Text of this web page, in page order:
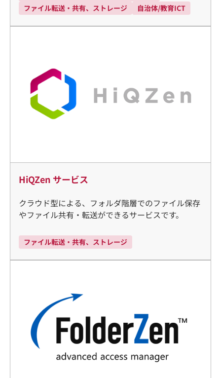
ファイル転送・共有、ストレージ
自治体/教育ICT
HiQZen サービス
クラウド型による、フォルダ階層でのファイル保存
やファイル共有・転送ができるサービスです。
ファイル転送・共有、ストレージ